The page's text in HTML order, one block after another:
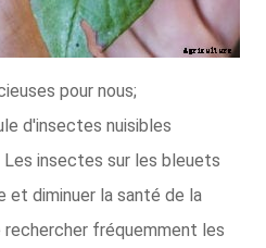
pour nous;
d'insectes nuisibles
insectes sur les bleuets
diminuer la santé de la
fréquemment les